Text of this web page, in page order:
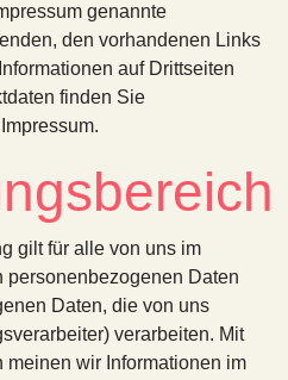
genannte
den vorhandenen Links
auf Drittseiten
finden Sie
gilt für alle von uns im
personenbezogenen Daten
Daten, die von uns
verarbeiten. Mit
wir Informationen im